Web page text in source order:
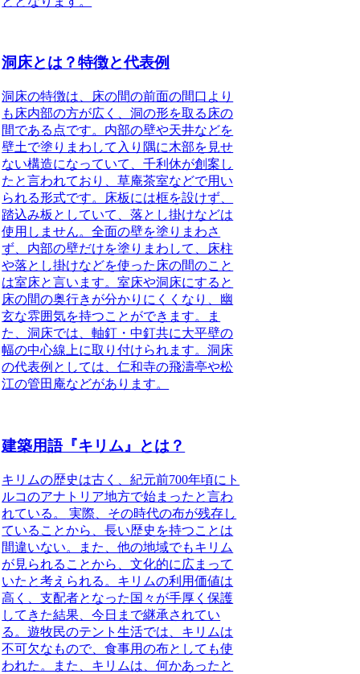
洞床とは？特徴と代表例
洞床の特徴は、床の間の前面の間口より
も床内部の方が広く、洞の形を取る床の
間である点です。内部の壁や天井などを
壁土で塗りまわして入り隅に木部を見せ
ない構造になっていて、千利休が創案し
たと言われており、草庵茶室などで用い
られる形式です。床板には框を設けず、
踏込み板としていて、落とし掛けなどは
使用しません。全面の壁を塗りまわさ
ず、内部の壁だけを塗りまわして、床柱
や落とし掛けなどを使った床の間のこと
は室床と言います。室床や洞床にすると
床の間の奥行きが分かりにくくなり、幽
玄な雰囲気を持つことができます。ま
た、洞床では、軸釘・中釘共に大平壁の
幅の中心線上に取り付けられます。洞床
の代表例としては、仁和寺の飛濤亭や松
江の管田庵などがあります。
建築用語『キリム』とは？
キリムの歴史は古く、紀元前700年頃にト
ルコのアナトリア地方で始まったと言わ
れている。
実際、その時代の布が残存し
ていることから、長い歴史を持つことは
間違いない。また、他の地域でもキリム
が見られることから、文化的に広まって
いたと考えられる。キリムの利用価値は
高く、支配者となった国々が手厚く保護
してきた結果、今日まで継承されてい
る。遊牧民のテント生活では、キリムは
不可欠なもので、食事用の布としても使
われた。また、キリムは、何かあったと